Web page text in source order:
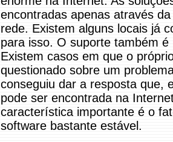
encontradas apenas através
rede. Existem alguns locais já
para isso. O suporte também é
Existem casos em que o
questionado sobre um
conseguiu dar a resposta que,
pode ser encontrada na
característica importante é o
software bastante estável.